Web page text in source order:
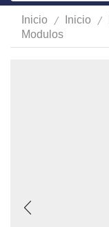
Inicio / Inicio /
Modulos